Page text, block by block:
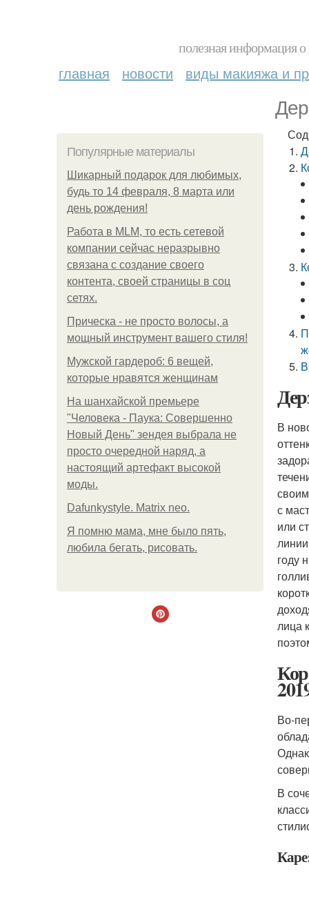
полезная информация
главная новости виды макияжа и
Популярные материалы
Шикарный подарок для любимых,
будь то 14 февраля, 8 марта или
день рождения!
Работа в MLM, то есть сетевой
компании сейчас неразрывно
связана с создание своего
контента, своей страницы в соц
сетях.
Прическа - не просто волосы, а
мощный инструмент вашего стиля!
Мужской гардероб: 6 вещей,
которые нравятся женщинам
На шанхайской премьере
"Человека - Паука: Совершенно
Новый День" зендея выбрала не
просто очередной наряд, а
настоящий артефакт высокой
моды.
Dafunkystyle. Matrix neo.
Я помню мама, мне было пять,
любила бегать, рисовать.
В
с
или
году
лица
Во-
В